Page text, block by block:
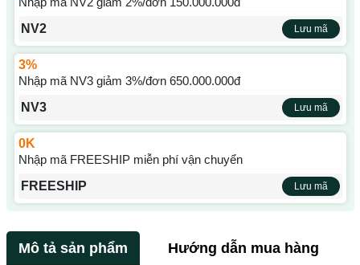
NV2
Lưu mã
3%
Nhập mã NV3 giảm 3%/đơn 650.000.000đ
NV3
Lưu mã
0K
Nhập mã FREESHIP miễn phí vận chuyển
FREESHIP
Lưu mã
Mô tả sản phẩm Hướng dẫn mua hàng